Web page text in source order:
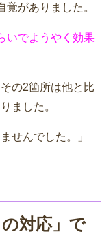
覚がありました。
いでようやく効果
の2箇所は他と比
ました。
せんでした。」
対応」で